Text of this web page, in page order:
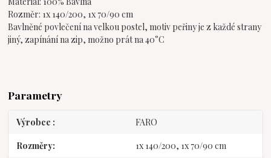
Rozměr: 1x 140/200, 1x 70/90 cm
Bavlněné povlečení na velkou postel, motiv peřiny je z každé strany
jiný, zapínání na zip, možno prát na 40°C
Parametry
Výrobce FARO
Rozměry 1x 140/200, 1x 70/90 cm